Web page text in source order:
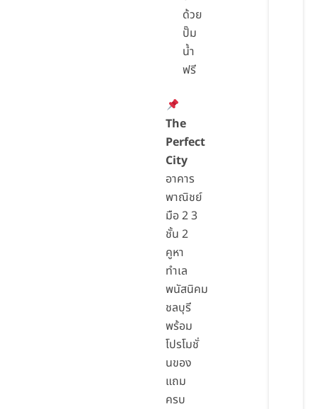
ด้วย
ปั๊ม
น้ำ
ฟรี
The
Perfect
City
อาคาร
พาณิชย์
มือ 2 3
ชั้น 2
คูหา
ทำเล
พนัสนิคม
ชลบุรี
พร้อม
โปรโมชั่
นของ
แถม
ครบ